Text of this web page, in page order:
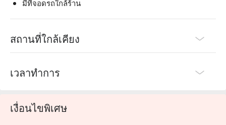
มีที่จอดรถใกล้ร้าน
สถานที่ใกล้เคียง
เวลาทำการ
เงื่อนไขพิเศษ